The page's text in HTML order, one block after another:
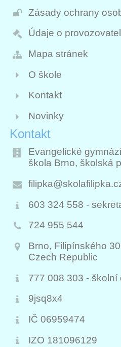
Zásady ochrany
Údaje o
Mapa stránek
O škole
Kontakt
Novinky
Kontakt
Evangelické
škola Brno, školská
603 324 558 -
724 955 544
Brno, Filipínského
Czech Republic
777 008 303 - školní
9jsq8x4
IČ 06959474
IZO 181096129